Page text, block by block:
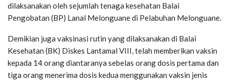
dilaksanakan oleh sejumlah tenaga kesehatan Balai
Pengobatan (BP) Lanal Melonguane di Pelabuhan Melonguane.
Demikian juga vaksinasi rutin yang dilaksanakan di Balai
Kesehatan (BK) Diskes Lantamal VIII, telah memberikan vaksin
kepada 14 orang diantaranya sebelas orang dosis pertama dan
tiga orang menerima dosis kedua menggunakan vaksin jenis